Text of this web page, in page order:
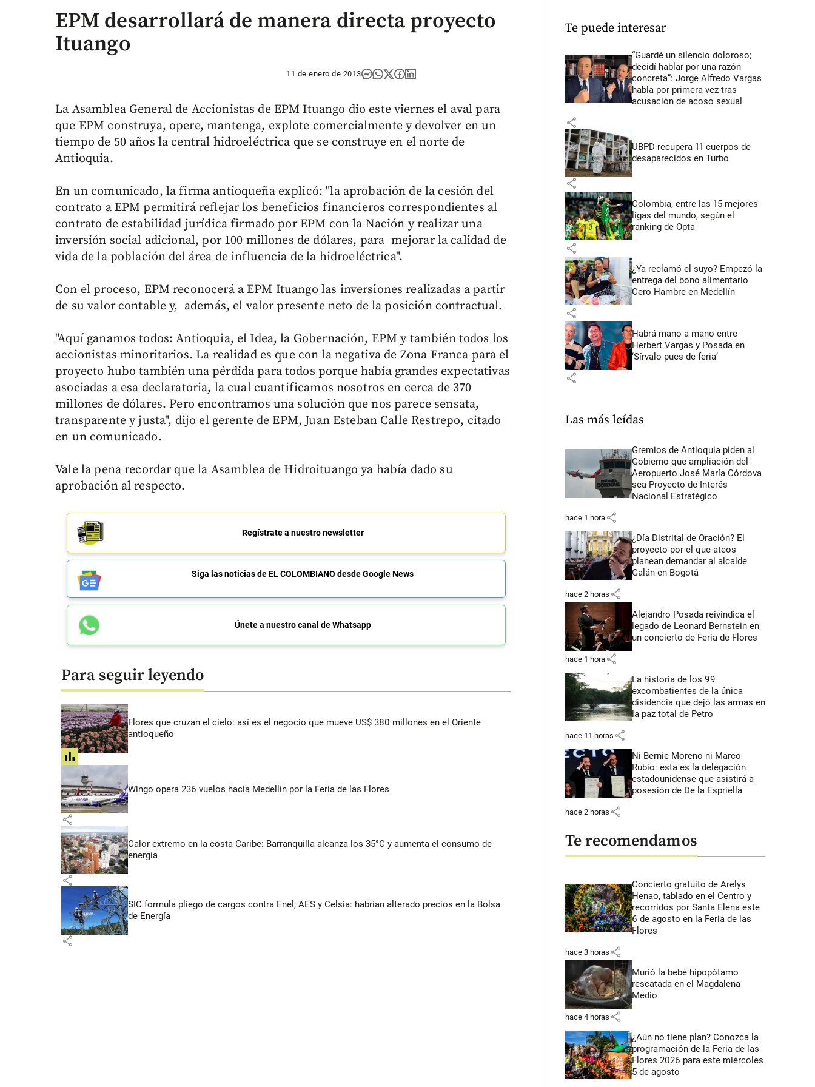
EPM desarrollará de manera directa proyecto
Ituango
11 de enero de 2013
La Asamblea General de Accionistas de EPM Ituango dio este viernes el aval para
que EPM construya, opere, mantenga, explote comercialmente y devolver en un
tiempo de 50 años la central hidroeléctrica que se construye en el norte de
Antioquia.
En un comunicado, la firma antioqueña explicó: "la aprobación de la cesión del
contrato a EPM permitirá reflejar los beneficios financieros correspondientes al
contrato de estabilidad jurídica firmado por EPM con la Nación y realizar una
inversión social adicional, por 100 millones de dólares, para mejorar la calidad de
vida de la población del área de influencia de la hidroeléctrica".
Con el proceso, EPM reconocerá a EPM Ituango las inversiones realizadas a partir
de su valor contable y, además, el valor presente neto de la posición contractual.
"Aquí ganamos todos: Antioquia, el Idea, la Gobernación, EPM y también todos los
accionistas minoritarios. La realidad es que con la negativa de Zona Franca para el
proyecto hubo también una pérdida para todos porque había grandes expectativas
asociadas a esa declaratoria, la cual cuantificamos nosotros en cerca de 370
millones de dólares. Pero encontramos una solución que nos parece sensata,
transparente y justa", dijo el gerente de EPM, Juan Esteban Calle Restrepo, citado
en un comunicado.
Vale la pena recordar que la Asamblea de Hidroituango ya había dado su
aprobación al respecto.
Regístrate a nuestro newsletter
Siga las noticias de EL COLOMBIANO desde Google News
Únete a nuestro canal de Whatsapp
Para seguir leyendo
Flores que cruzan el cielo: así es el negocio que mueve US$ 380 millones en el Oriente
antioqueño
share
Wingo opera 236 vuelos hacia Medellín por la Feria de las Flores
share
Calor extremo en la costa Caribe: Barranquilla alcanza los 35°C y aumenta el consumo de
energía
share
SIC formula pliego de cargos contra Enel, AES y Celsia: habrían alterado precios en la Bolsa
de Energía
share
Te puede interesar
“Guardé un silencio doloroso;
decidí hablar por una razón
concreta”: Jorge Alfredo Vargas
habla por primera vez tras
acusación de acoso sexual
share
UBPD recupera 11 cuerpos de
desaparecidos en Turbo
share
Colombia, entre las 15 mejores
ligas del mundo, según el
ranking de Opta
share
¿Ya reclamó el suyo? Empezó la
entrega del bono alimentario
Cero Hambre en Medellín
share
Habrá mano a mano entre
Herbert Vargas y Posada en
‘Sírvalo pues de feria’
share
Las más leídas
Gremios de Antioquia piden al
Gobierno que ampliación del
Aeropuerto José María Córdova
sea Proyecto de Interés
Nacional Estratégico
hace 1 hora share
¿Día Distrital de Oración? El
proyecto por el que ateos
planean demandar al alcalde
Galán en Bogotá
hace 2 horas share
Alejandro Posada reivindica el
legado de Leonard Bernstein en
un concierto de Feria de Flores
hace 1 hora share
La historia de los 99
excombatientes de la única
disidencia que dejó las armas en
la paz total de Petro
hace 11 horas share
Ni Bernie Moreno ni Marco
Rubio: esta es la delegación
estadounidense que asistirá a
posesión de De la Espriella
hace 2 horas share
Te recomendamos
Concierto gratuito de Arelys
Henao, tablado en el Centro y
recorridos por Santa Elena este
6 de agosto en la Feria de las
Flores
hace 3 horas share
Murió la bebé hipopótamo
rescatada en el Magdalena
Medio
hace 4 horas share
¿Aún no tiene plan? Conozca la
programación de la Feria de las
Flores 2026 para este miércoles
5 de agosto